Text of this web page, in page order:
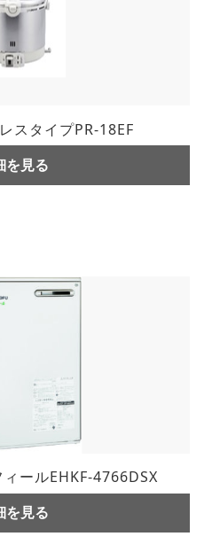
スタイプPR-18EF
を見る
ールEHKF-4766DSX
を見る